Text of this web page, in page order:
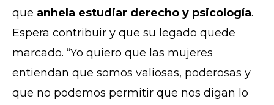
que anhela estudiar derecho y psicología.
Espera contribuir y que su legado quede
marcado. “Yo quiero que las mujeres
entiendan que somos valiosas, poderosas y
que no podemos permitir que nos digan lo